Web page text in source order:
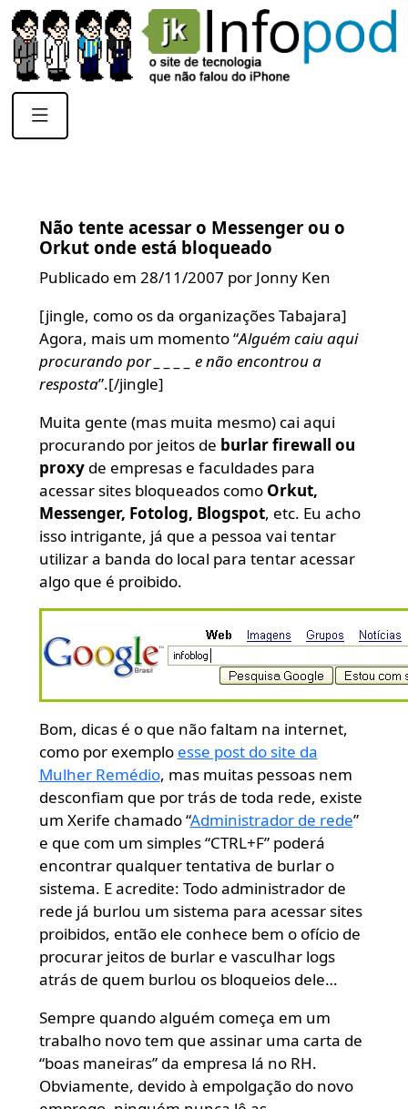
Não tente acessar o Messenger ou o
Orkut onde está bloqueado
Publicado em 28/11/2007 por Jonny Ken
[jingle, como os da organizações Tabajara]
Agora, mais um momento “Alguém caiu aqui
procurando por _ _ _ _ e não encontrou a
resposta”.[/jingle]
Muita gente (mas muita mesmo) cai aqui
procurando por jeitos de burlar firewall ou
proxyde empresas e faculdades para
acessar sites bloqueados como Orkut,
Messenger, Fotolog, Blogspot, etc. Eu acho
isso intrigante, já que a pessoa vai tentar
utilizar a banda do local para tentar acessar
algo que é proibido.
Bom, dicas é o que não faltam na internet,
como por exemplo esse post do site da
Mulher Remédio, mas muitas pessoas nem
desconfiam que por trás de toda rede, existe
um Xerife chamado “Administrador de rede”
e que com um simples “CTRL+F” poderá
encontrar qualquer tentativa de burlar o
sistema. E acredite: Todo administrador de
rede já burlou um sistema para acessar sites
proibidos, então ele conhece bem o ofício de
procurar jeitos de burlar e vasculhar logs
atrás de quem burlou os bloqueios dele…
Sempre quando alguém começa em um
trabalho novo tem que assinar uma carta de
“boas maneiras” da empresa lá no RH.
Obviamente, devido à empolgação do novo